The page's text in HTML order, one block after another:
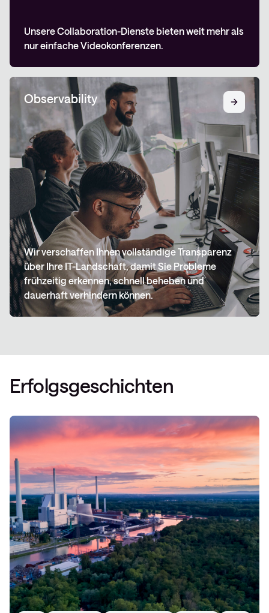
Unsere Collaboration-Dienste bieten weit mehr als
nur einfache Videokonferenzen.
Observability
Wir verschaffen Ihnen vollständige Transparenz
über Ihre IT-Landschaft, damit Sie Probleme
frühzeitig erkennen, schnell beheben und
dauerhaft verhindern können.
Erfolgsgeschichten